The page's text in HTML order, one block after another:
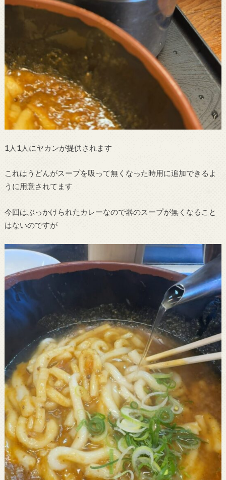
1人1人にヤカンが提供されます
これはうどんがスープを吸って無くなった時用に追加できるよ
うに用意されてます
今回はぶっかけられたカレーなので器のスープが無くなること
はないのですが